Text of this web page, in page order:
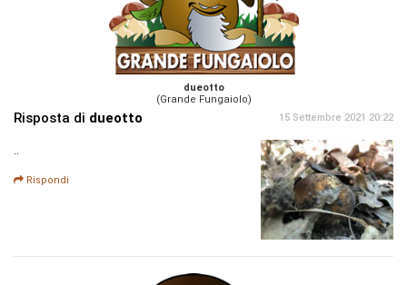
dueotto
(Grande Fungaiolo)
Risposta di dueotto 15 Settembre 2021 20:22
..
Rispondi